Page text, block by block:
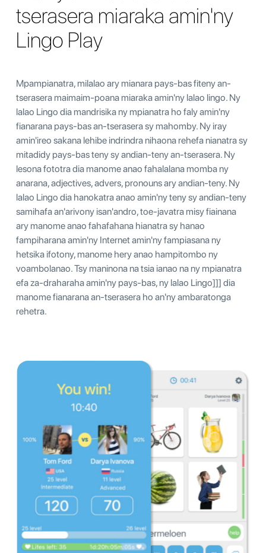
tserasera miaraka amin'ny
Lingo Play
Mpampianatra, milalao ary mianara pays-bas fiteny an-
tserasera maimaim-poana miaraka amin'ny lalao lingo. Ny
lalao Lingo dia mandrisika ny mpianatra ho faly amin'ny
fianarana pays-bas an-tserasera sy mahomby. Ny iray
amin'ireo sakana lehibe indrindra nihaona rehefa nianatra sy
mitadidy pays-bas teny sy andian-teny an-tserasera. Ny
lesona fototra dia manome anao fahalalana momba ny
anarana, adjectives, advers, pronouns ary andian-teny. Ny
lalao Lingo dia hanokatra anao amin'ny teny sy andian-teny
samihafa an'arivony isan'andro, toe-javatra misy fiainana
ary manome anao fahafahana hianatra sy hanao
fampiharana amin'ny Internet amin'ny fampiasana ny
hetsika ifotony, manome hery anao hampitombo ny
voambolanao. Tsy maninona na tsia ianao na ny mpianatra
efa za-draharaha amin'ny pays-bas, ny lalao Lingo]]] dia
manome fianarana an-tserasera ho an'ny ambaratonga
rehetra.